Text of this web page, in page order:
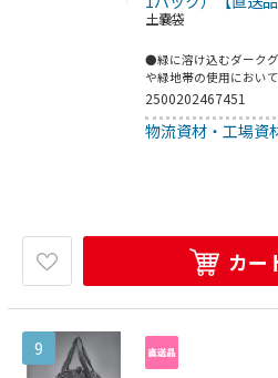
土嚢袋
●緑に溶け込むダーク
や緑地帯の使用におい
ども目立ちにくい土の
色：ダークグリーン●
2500202467451
物流資材・工場資
カー
9